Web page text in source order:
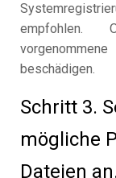
empfohlen.
beschädigen.
Schritt 3.
mögliche
Dateien